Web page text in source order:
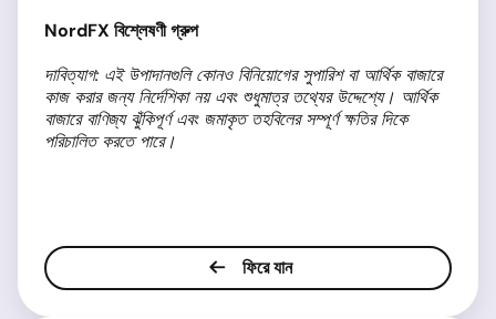
NordFX বিশ্লেষণী গ্রুপ
দাবিত্যাগ: এই উপাদানগুলি কোনও বিনিয়োগের সুপারিশ বা আর্থিক বাজারে
কাজ করার জন্য নির্দেশিকা নয় এবং শুধুমাত্র তথ্যের উদ্দেশ্যে। আর্থিক
বাজারে বাণিজ্য ঝুঁকিপূর্ণ এবং জমাকৃত তহবিলের সম্পূর্ণ ক্ষতির দিকে
পরিচালিত করতে পারে।
ফিরে যান